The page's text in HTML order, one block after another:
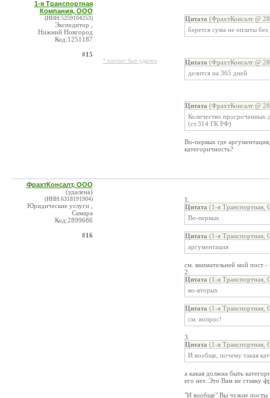
1-я Транспортная
Компания, ООО
(ИНН:5259104253)
Экспедитор ,
Нижний Новгород
Код:1251187
#15
* контакт был удален
Цитата (ФрахтКонсалт @
берется сума не оплаты
Цитата (ФрахтКонсалт @
делится на 365 дней
Цитата (ФрахтКонсалт @
Количество просроченных
(ст.314 ГК РФ)
Во-первых где
категоричность?
ФрахтКонсалт, ООО
(удалена)
(ИНН:6318191904)
Юридические услуги ,
Самара
Код:2899686
#16
1.
Цитата (1-я
Во-первых
Цитата (1-я
аргументация
см. внимательней мой пост -
2.
Цитата (1-я
во-вторых
Цитата (1-я
см. вопрос!
3.
Цитата (1-я
И вообще, почему такая
а какая должна быть
его нет. Это Вам не ставку
"И вообще" Вы чужие посты